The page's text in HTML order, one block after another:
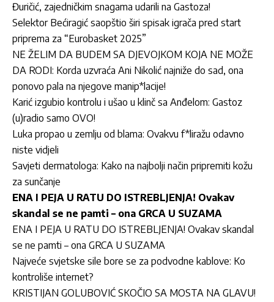
Đuričić, zajedničkim snagama udarili na Gastoza!
Selektor Bećiragić saopštio širi spisak igrača pred start
priprema za “Eurobasket 2025”
NE ŽELIM DA BUDEM SA DJEVOJKOM KOJA NE MOŽE
DA RODI: Korda uzvraća Ani Nikolić najniže do sad, ona
ponovo pala na njegove manip*lacije!
Karić izgubio kontrolu i ušao u klinč sa Anđelom: Gastoz
(u)radio samo OVO!
Luka propao u zemlju od blama: Ovakvu f*liražu odavno
niste vidjeli
Savjeti dermatologa: Kako na najbolji način pripremiti kožu
za sunčanje
ENA I PEJA U RATU DO ISTREBLJENJA! Ovakav
skandal se ne pamti – ona GRCA U SUZAMA
ENA I PEJA U RATU DO ISTREBLJENJA! Ovakav skandal
se ne pamti – ona GRCA U SUZAMA
Najveće svjetske sile bore se za podvodne kablove: Ko
kontroliše internet?
KRISTIJAN GOLUBOVIĆ SKOČIO SA MOSTA NA GLAVU!